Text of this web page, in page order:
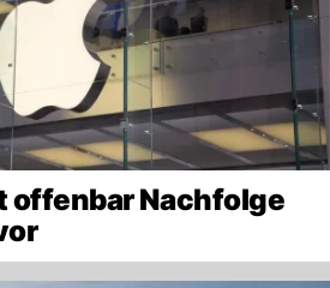
offenbar Nachfolge